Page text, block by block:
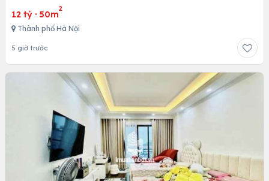
12 tỷ · 50m
2
Thành phố Hà Nội
5 giờ trước